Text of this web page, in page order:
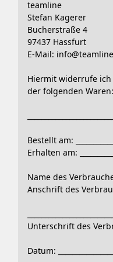
teamline
Stefan Kagerer
Bucherstraße 4
97437 Hassfurt
E-Mail:
Hiermit widerrufe
der folgenden Waren:
Bestellt am:
Erhalten am:
Name des
Anschrift des
Unterschrift des
Datum: